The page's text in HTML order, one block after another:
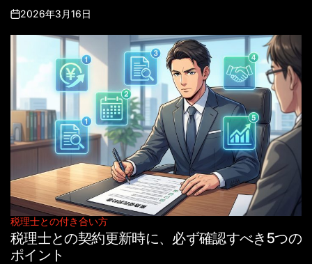
Posted
on
2026年3月16日
Posted
in
税理士との付き合い方
税理士との契約更新時に、必ず確認すべき5つの
ポイント